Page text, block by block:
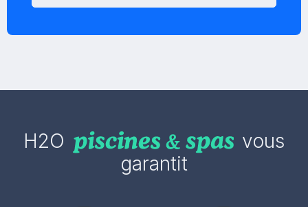
H2O
vous
garantit